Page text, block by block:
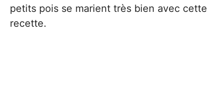
petits pois se marient très bien avec cette
recette.